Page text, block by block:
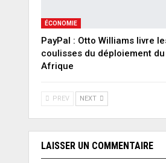
ÉCONOMIE
PayPal : Otto Williams livre
coulisses du déploiement du
Afrique
PREV NEXT
LAISSER UN COMMENTAIRE